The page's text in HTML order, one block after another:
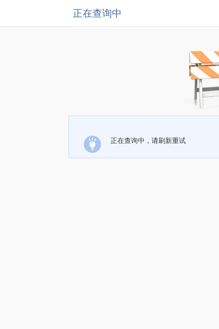
正在查询中
正在查询中，请刷新重试